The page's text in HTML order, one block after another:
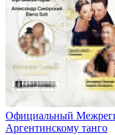
Официальный
Аргентинскому танго